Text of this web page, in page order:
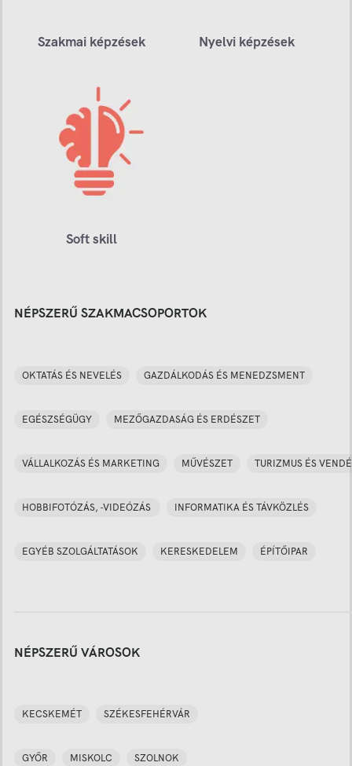
Szakmai képzések Nyelvi képzések
Soft skill
NÉPSZERŰ SZAKMACSOPORTOK
OKTATÁS ÉS NEVELÉS GAZDÁLKODÁS ÉS MENEDZSMENT
EGÉSZSÉGÜGY MEZŐGAZDASÁG ÉS ERDÉSZET
VÁLLALKOZÁS ÉS MARKETING MŰVÉSZET TURIZMUS ÉS
HOBBIFOTÓZÁS, -VIDEÓZÁS INFORMATIKA ÉS TÁVKÖZLÉS
EGYÉB SZOLGÁLTATÁSOK KERESKEDELEM ÉPÍTŐIPAR
NÉPSZERŰ VÁROSOK
KECSKEMÉT SZÉKESFEHÉRVÁR
GYŐR MISKOLC SZOLNOK